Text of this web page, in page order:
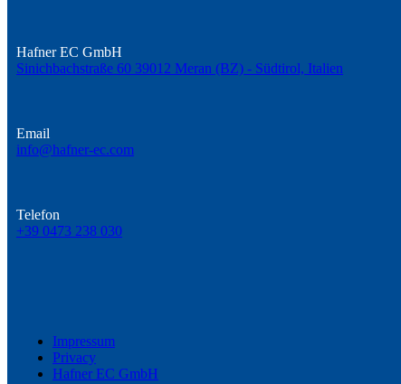
Hafner EC GmbH
Sinichbachstraße 60 39012 Meran (BZ) - Südtirol, Italien
Email
info@hafner-ec.com
Telefon
+39 0473 238 030
Impressum
Privacy
Hafner EC GmbH